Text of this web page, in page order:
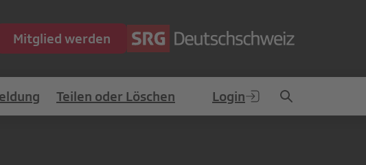
Mitglied werden
Teilen oder Löschen Login